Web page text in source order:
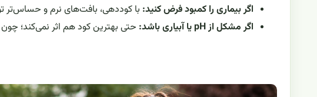
اگر بیماری را کمبود فرض کنید: با کوددهی، بافت‌های نرم و حساس‌تر
اگر مشکل از pH یا آبیاری باشد:
حتی بهترین کود هم اثر نمی‌کند؛